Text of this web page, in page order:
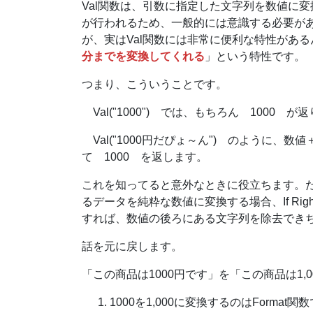
Val関数は、引数に指定した文字列を数値に
が行われるため、一般的には意識する必要が
が、実はVal関数には非常に便利な特性があ
分までを変換してくれる 」という特性です。
つまり、こういうことです。
Val("1000") では、もちろん 1000 が返
Val("1000円だぴょ～ん") のように、数値
て 1000 を返します。
これを知ってると意外なときに役立ちます
るデータを純粋な数値に変換する場合、If
すれば、数値の後ろにある文字列を除去でき
話を元に戻します。
「この商品は1000円です」を「この商品は
1000を1,000に変換するのはFormat関数